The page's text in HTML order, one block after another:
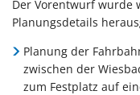
Der Vorentwurf wurde
Planungsdetails
Planung der
zwischen der
zum Festplatz auf